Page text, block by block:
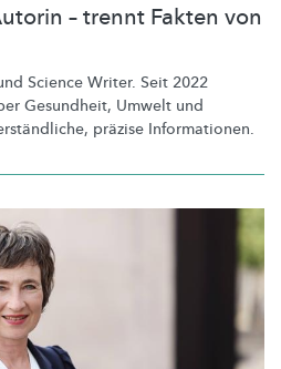
– trennt Fakten von
Science Writer. Seit 2022
Gesundheit, Umwelt und
präzise Informationen.